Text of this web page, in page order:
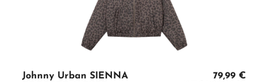
Johnny Urban SIENNA
79,99 €